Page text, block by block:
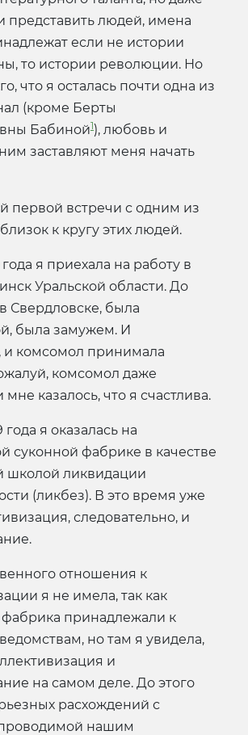
представить людей, имена
если не истории
то истории революции. Но
что я осталась почти одна из
(кроме Берты
Бабиной1), любовь и
заставляют меня начать
первой встречи с одним из
к кругу этих людей.
я приехала на работу в
Уральской области. До
Свердловске, была
была замужем. И
и комсомол принимала
комсомол даже
мне казалось, что я счастлива.
я оказалась на
суконной фабрике в качестве
школой ликвидации
(ликбез). В это время уже
следовательно, и
отношения к
я не имела, так как
фабрика принадлежали к
но там я увидела,
и
на самом деле. До этого
расхождений с
нашим